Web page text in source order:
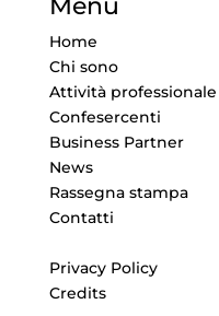
Menu
Home
Chi sono
Attività professionale
Confesercenti
Business Partner
News
Rassegna stampa
Contatti
Privacy Policy
Credits